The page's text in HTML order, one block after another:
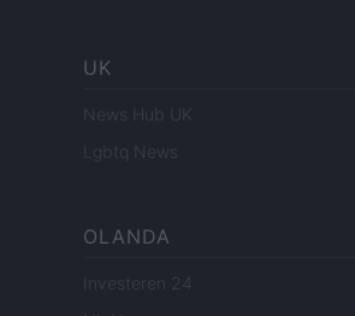
UK
News Hub UK
Lgbtq News
OLANDA
Investeren 24